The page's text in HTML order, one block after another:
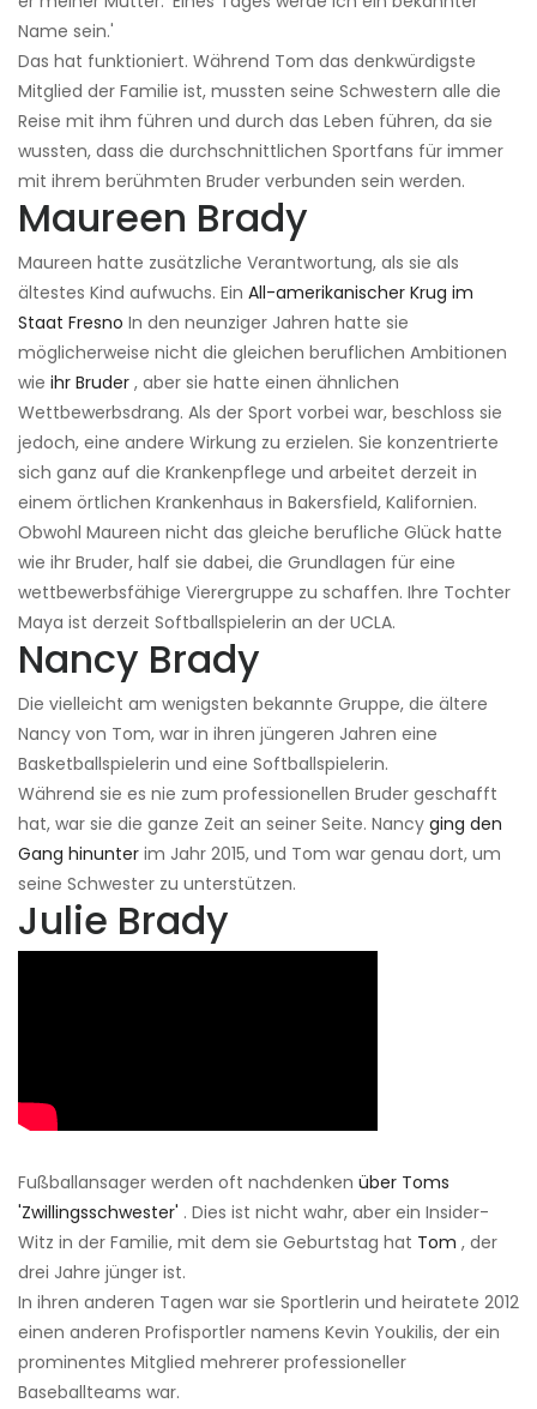
Name sein.'
Das hat funktioniert. Während Tom das denkwürdigste
Mitglied der Familie ist, mussten seine Schwestern alle die
Reise mit ihm führen und durch das Leben führen, da sie
wussten, dass die durchschnittlichen Sportfans für immer
mit ihrem berühmten Bruder verbunden sein werden.
Maureen Brady
Maureen hatte zusätzliche Verantwortung, als sie als
ältestes Kind aufwuchs. Ein All-amerikanischer Krug im
Staat Fresno In den neunziger Jahren hatte sie
möglicherweise nicht die gleichen beruflichen Ambitionen
wie ihr Bruder , aber sie hatte einen ähnlichen
Wettbewerbsdrang. Als der Sport vorbei war, beschloss sie
jedoch, eine andere Wirkung zu erzielen. Sie konzentrierte
sich ganz auf die Krankenpflege und arbeitet derzeit in
einem örtlichen Krankenhaus in Bakersfield, Kalifornien.
Obwohl Maureen nicht das gleiche berufliche Glück hatte
wie ihr Bruder, half sie dabei, die Grundlagen für eine
wettbewerbsfähige Vierergruppe zu schaffen. Ihre Tochter
Maya ist derzeit Softballspielerin an der UCLA.
Nancy Brady
Die vielleicht am wenigsten bekannte Gruppe, die ältere
Nancy von Tom, war in ihren jüngeren Jahren eine
Basketballspielerin und eine Softballspielerin.
Während sie es nie zum professionellen Bruder geschafft
hat, war sie die ganze Zeit an seiner Seite. Nancy ging den
Gang hinunter im Jahr 2015, und Tom war genau dort, um
seine Schwester zu unterstützen.
Julie Brady
Fußballansager werden oft nachdenken über Toms
'Zwillingsschwester' . Dies ist nicht wahr, aber ein Insider-
Witz in der Familie, mit dem sie Geburtstag hat Tom , der
drei Jahre jünger ist.
In ihren anderen Tagen war sie Sportlerin und heiratete 2012
einen anderen Profisportler namens Kevin Youkilis, der ein
prominentes Mitglied mehrerer professioneller
Baseballteams war.